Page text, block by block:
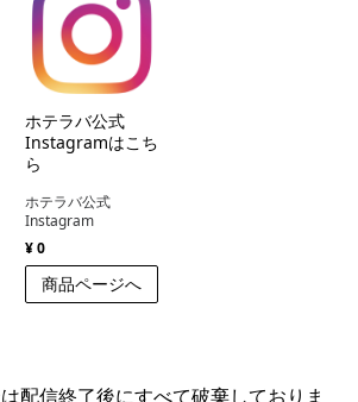
ホテラバ公式
Instagramはこち
ら
ホテラバ公式
Instagram
¥ 0
商品ページへ
配信終了後にすべて破棄しておりま